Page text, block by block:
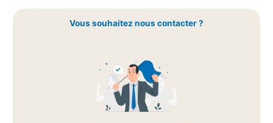
Vous souhaitez nous contacter ?